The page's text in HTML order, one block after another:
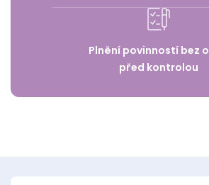
Plnění povinností bez
před kontrolou